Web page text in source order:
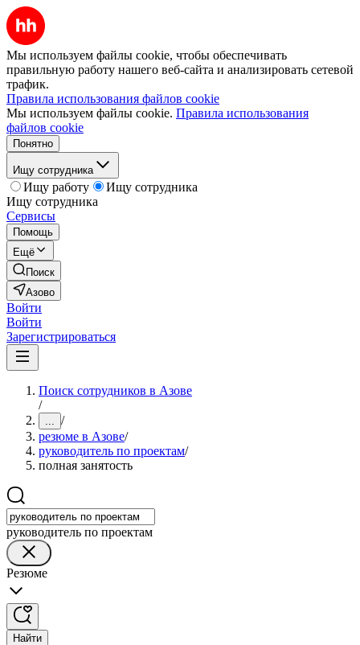
Мы используем файлы cookie, чтобы обеспечивать
правильную работу нашего веб-сайта и анализировать сетевой
трафик.
Правила использования файлов cookie
Мы используем файлы cookie. Правила использования
файлов cookie
Понятно
Ищу сотрудника
Ищу работу
Ищу сотрудника
Ищу сотрудника
Сервисы
Помощь
Ещё
Поиск
Азово
Войти
Войти
Зарегистрироваться
Поиск сотрудников в Азове
/
... /
резюме в Азове/
руководитель по проектам/
полная занятость
руководитель по проектам
Резюме
Найти